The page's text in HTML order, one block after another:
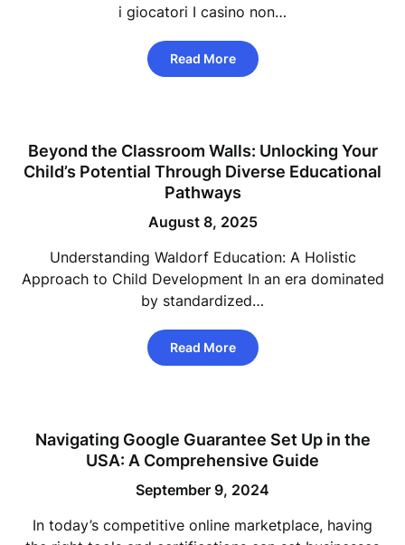
i giocatori I casino non…
Read More
Beyond the Classroom Walls: Unlocking Your
Child’s Potential Through Diverse Educational
Pathways
August 8, 2025
Understanding Waldorf Education: A Holistic
Approach to Child Development In an era dominated
by standardized…
Read More
Navigating Google Guarantee Set Up in the
USA: A Comprehensive Guide
September 9, 2024
In today’s competitive online marketplace, having